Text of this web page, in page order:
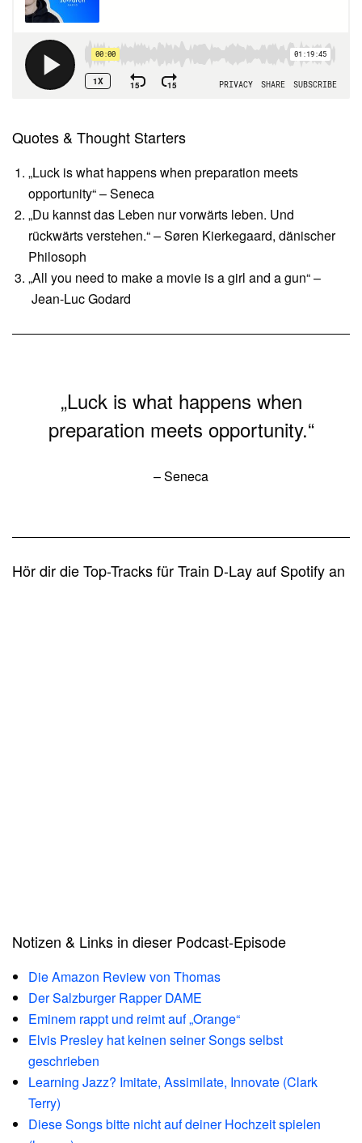
Quotes & Thought Starters
„Luck is what happens when preparation meets
opportunity“ – Seneca
„Du kannst das Leben nur vorwärts leben. Und
rückwärts verstehen.“ – Søren Kierkegaard, dänischer
Philosoph
„All you need to make a movie is a girl and a gun“ –
Jean-Luc Godard
„Luck is what happens when
preparation meets opportunity.“
– Seneca
Hör dir die Top-Tracks für Train D-Lay auf Spotify an
Notizen & Links in dieser Podcast-Episode
Die Amazon Review von Thomas
Der Salzburger Rapper DAME
Eminem rappt und reimt auf „Orange“
Elvis Presley hat keinen seiner Songs selbst
geschrieben
Learning Jazz? Imitate, Assimilate, Innovate (Clark
Terry)
Diese Songs bitte nicht auf deiner Hochzeit spielen